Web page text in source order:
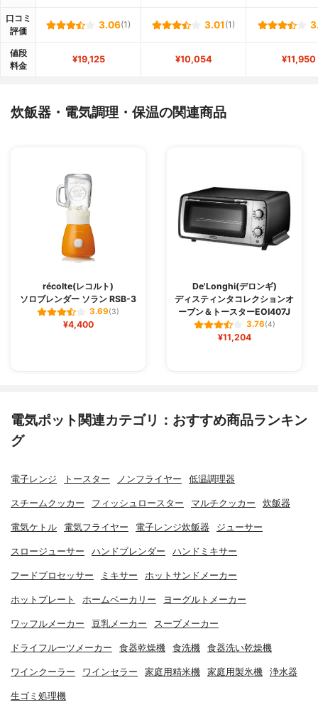
口コミ
評価
3.06(1) 3.01 (1)
値段
料金
¥19,125 ¥10,054 ¥11,950
炊飯器・電気調理・保温の関連商品
récolte(レコルト)
ソロブレンダー ソラン RSB-3
3.69(3)
¥4,400
De'Longhi(デロンギ)
ディスティンタコレクションオ
ーブン＆トースターEOI407J
3.76(4)
¥11,204
電気ポット関連カテゴリ：おすすめ商品ランキン
グ
電子レンジ トースター ノンフライヤー 低温調理器
スチームクッカー フィッシュロースター マルチクッカー 炊飯器
電気ケトル 電気フライヤー 電子レンジ炊飯器 ジューサー
スロージューサー ハンドブレンダー ハンドミキサー
フードプロセッサー ミキサー ホットサンドメーカー
ホットプレート ホームベーカリー ヨーグルトメーカー
ワッフルメーカー 豆乳メーカー スープメーカー
ドライフルーツメーカー 食器乾燥機 食洗機 食器洗い乾燥機
ワインクーラー ワインセラー 家庭用精米機 家庭用製氷機 浄水器
生ゴミ処理機